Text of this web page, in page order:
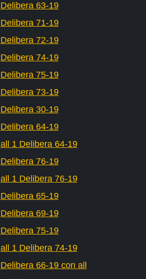
Delibera 63-19
Delibera 71-19
Delibera 72-19
Delibera 74-19
Delibera 75-19
Delibera 73-19
Delibera 30-19
Delibera 64-19
all 1 Delibera 64-19
Delibera 76-19
all 1 Delibera 76-19
Delibera 65-19
Delibera 69-19
Delibera 75-19
all 1 Delibera 74-19
Delibera 66-19 con all